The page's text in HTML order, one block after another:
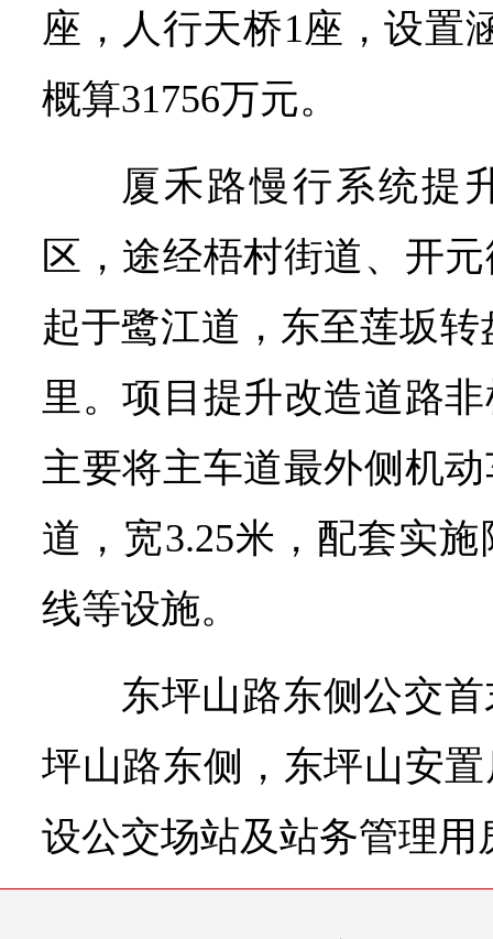
座，人行天桥1座，设置
概算31756万元。
厦禾路慢行系统提
区，途经梧村街道、开
起于鹭江道，东至莲坂
里。项目提升改造道路
主要将主车道最外侧机
道，宽3.25米，配套实
线等设施。
东坪山路东侧公交
坪山路东侧，东坪山安
设公交场站及站务管理用